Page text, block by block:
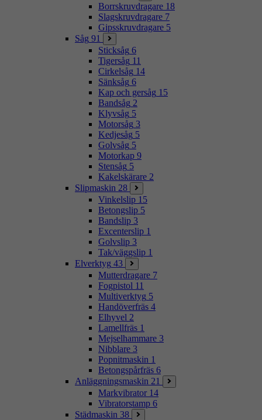
Borrskruvdragare 18
Slagskruvdragare 7
Gipsskruvdragare 5
Såg 91
Sticksåg 6
Tigersåg 11
Cirkelsåg 14
Sänksåg 6
Kap och gersåg 15
Bandsåg 2
Klyvsåg 5
Motorsåg 3
Kedjesåg 5
Golvsåg 5
Motorkap 9
Stensåg 5
Kakelskärare 2
Slipmaskin 28
Vinkelslip 15
Betongslip 5
Bandslip 3
Excenterslip 1
Golvslip 3
Tak/väggslip 1
Elverktyg 43
Mutterdragare 7
Fogpistol 11
Multiverktyg 5
Handöverfräs 4
Elhyvel 2
Lamellfräs 1
Mejselhammare 3
Nibblare 3
Popnitmaskin 1
Betongspårfräs 6
Anläggningsmaskin 21
Markvibrator 14
Vibratorstamp 6
Städmaskin 38